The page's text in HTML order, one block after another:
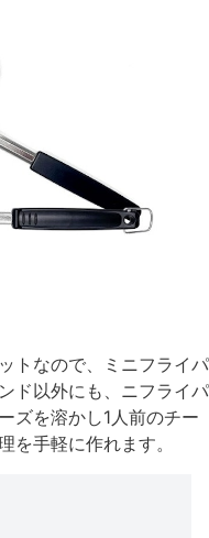
トなので、ミニフライパ
ド以外にも、ニフライパ
ズを溶かし1人前のチー
を手軽に作れます。